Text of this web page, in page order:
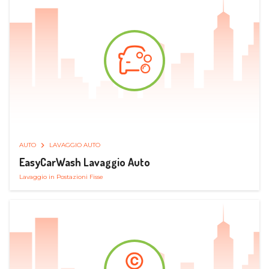
AUTO LAVAGGIO AUTO
EasyCarWash Lavaggio Auto
Lavaggio in Postazioni Fisse